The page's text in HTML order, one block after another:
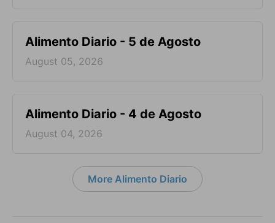
Alimento Diario - 5 de Agosto
August 05, 2026
Alimento Diario - 4 de Agosto
August 04, 2026
More Alimento Diario